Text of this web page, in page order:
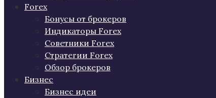
Forex
Бонусы от брокеров
Индикаторы Forex
Советники Forex
Стратегии Forex
Обзор брокеров
Бизнес
Бизнес идеи